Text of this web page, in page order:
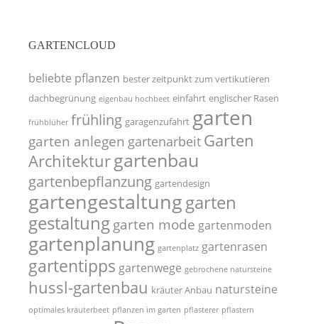
GARTENCLOUD
beliebte pflanzen bester zeitpunkt zum vertikutieren
dachbegrünung eigenbau hochbeet einfahrt englischer Rasen
frühblüher frühling garagenzufahrt garten
garten anlegen gartenarbeit Garten
Architekturgartenbau
gartenbepflanzung gartendesign
gartengestaltunggarten
gestaltunggarten mode gartenmoden
gartenplanung gartenplatz gartenrasen
gartentipps gartenwege gebrochene natursteine
hussl-gartenbau kräuter Anbau natursteine
optimales kräuterbeet pflanzen im garten pflasterer pflastern